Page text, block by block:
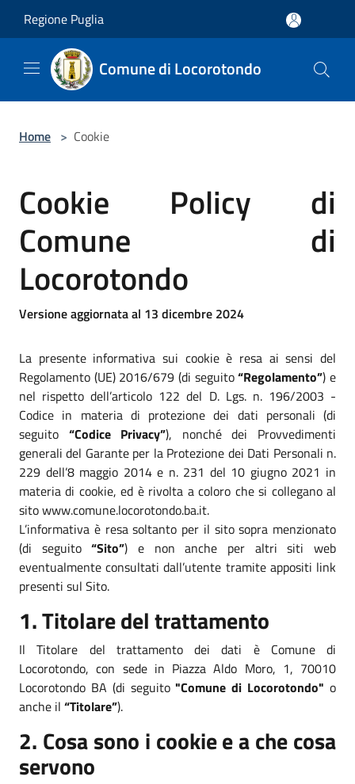
Regione Puglia
Comune di Locorotondo
Home > Cookie
Cookie Policy di
Comune di
Locorotondo
Versione aggiornata al 13 dicembre 2024
La presente informativa sui cookie è resa ai sensi del
Regolamento (UE) 2016/679 (di seguito“Regolamento”) e
nel rispetto dell’articolo 122 del D. Lgs. n. 196/2003 -
Codice in materia di protezione dei dati personali (di
seguito “Codice Privacy”), nonché dei Provvedimenti
generali del Garante per la Protezione dei Dati Personali n.
229 dell’8 maggio 2014 e n. 231 del 10 giugno 2021 in
materia di cookie, ed è rivolta a coloro che si collegano al
sito www.comune.locorotondo.ba.it.
L’informativa è resa soltanto per il sito sopra menzionato
(di seguito“Sito”) e non anche per altri siti web
eventualmente consultati dall’utente tramite appositi link
presenti sul Sito.
1. Titolare del trattamento
Il Titolare del trattamento dei dati è Comune di
Locorotondo, con sede in Piazza Aldo Moro, 1, 70010
Locorotondo BA (di seguito"Comune di Locorotondo" o
anche il “Titolare”).
2. Cosa sono i cookie e a che cosa
servono